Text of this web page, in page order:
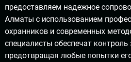
предоставляем надежное
Алматы с использованием
охранников и современных
специалисты обеспечат контроль
предотвращая любые попытки